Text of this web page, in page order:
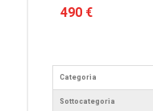
490 €
Categoria
Sottocategoria